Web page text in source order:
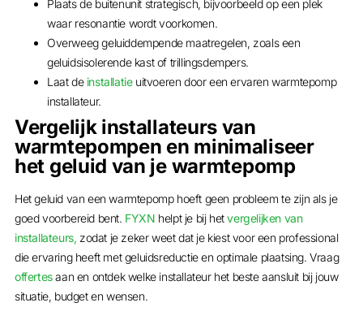
Plaats de buitenunit strategisch, bijvoorbeeld op een plek
waar resonantie wordt voorkomen.
Overweeg geluiddempende maatregelen, zoals een
geluidsisolerende kast of trillingsdempers.
Laat de installatie uitvoeren door een ervaren warmtepomp
installateur.
Vergelijk installateurs van
warmtepompen en minimaliseer
het geluid van je warmtepomp
Het geluid van een warmtepomp hoeft geen probleem te zijn als je
goed voorbereid bent. FYXN helpt je bij hetvergelijken van
installateurs, zodat je zeker weet dat je kiest voor een professional
die ervaring heeft met geluidsreductie en optimale plaatsing. Vraag
offertesaan en ontdek welke installateur het beste aansluit bij jouw
situatie, budget en wensen.